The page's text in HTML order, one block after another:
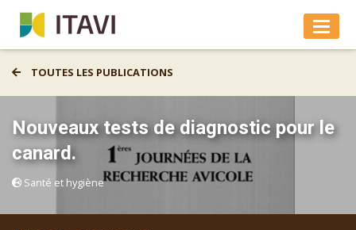
TOUTES LES PUBLICATIONS
Nouveaux tests de diagnostic pour le
canard.
Santé et hygiène